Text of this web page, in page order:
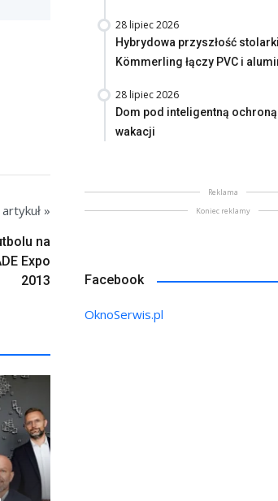
»
na
Expo
2013
28 lipiec 2026
Hybrydowa przyszłość
Kömmerling łączy PVC i
28 lipiec 2026
Dom pod inteligentną
wakacji
Reklama
Koniec reklamy
Facebook
OknoSerwis.pl